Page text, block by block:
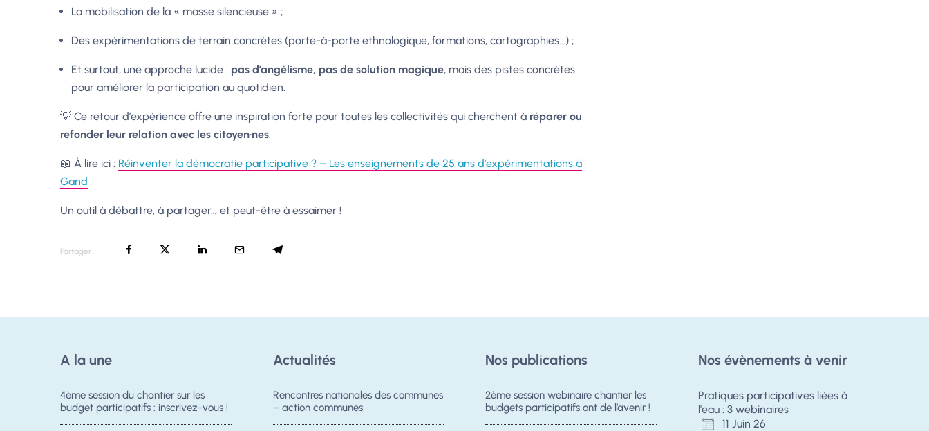
La mobilisation de la « masse silencieuse » ;
Des expérimentations de terrain concrètes (porte-à-porte ethnologique, formations, cartographies…) ;
Et surtout, une approche lucide : pas d’angélisme, pas de solution magique, mais des pistes concrètes
pour améliorer la participation au quotidien.
💡 Ce retour d’expérience offre une inspiration forte pour toutes les collectivités qui cherchent à réparer ou
refonder leur relation avec les citoyen·nes.
📖 À lire ici : Réinventer la démocratie participative ? – Les enseignements de 25 ans d’expérimentations à
Gand
Un outil à débattre, à partager… et peut-être à essaimer !
Partager
A la une
4ème session du chantier sur les
budget participatifs : inscrivez-vous !
Actualités
Rencontres nationales des communes
– action communes
Nos publications
2ème session webinaire chantier les
budgets participatifs ont de l’avenir !
Nos évènements à venir
Pratiques participatives liées à
l'eau : 3 webinaires
11 Juin 26